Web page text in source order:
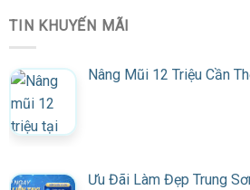
TIN KHUYẾN MÃI
Nâng Mũi 12 Triệu Cần
Ưu Đãi Làm Đẹp Trung